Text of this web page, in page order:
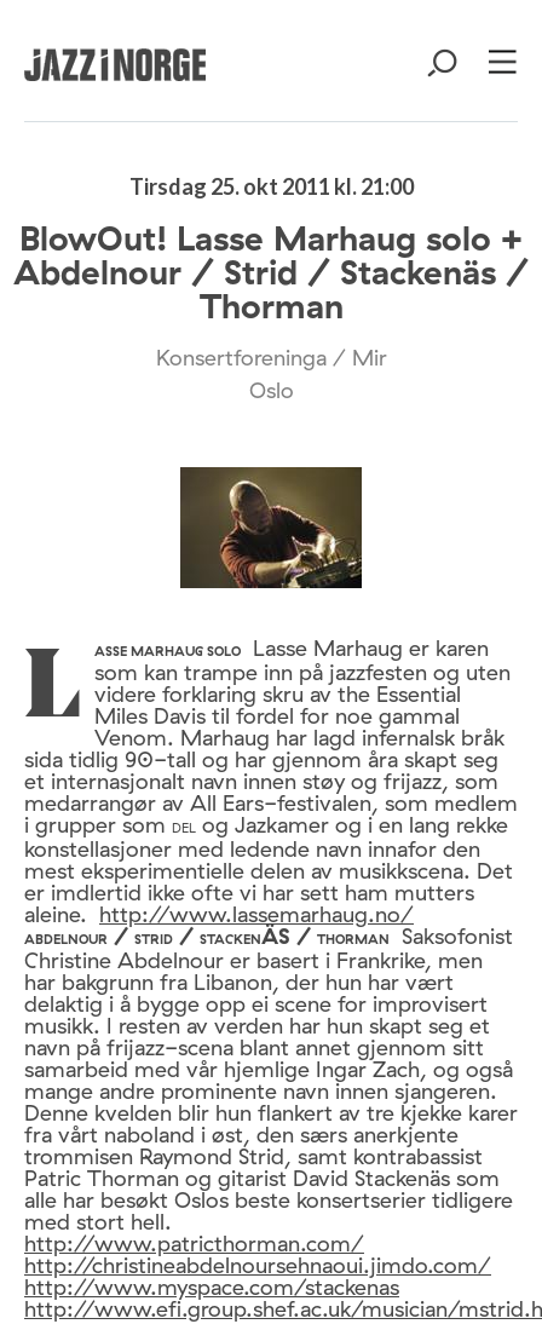
Tirsdag 25. okt 2011 kl. 21:00
BlowOut! Lasse Marhaug solo +
Abdelnour / Strid / Stackenäs /
Thorman
Konsertforeninga / Mir
Oslo
LASSE MARHAUG SOLO
Lasse Marhaug er karen
som kan trampe inn på jazzfesten og uten
videre forklaring skru av the Essential
Miles Davis til fordel for noe gammal
Venom. Marhaug har lagd infernalsk bråk
sida tidlig 90-tall og har gjennom åra skapt seg
et internasjonalt navn innen støy og frijazz, som
medarrangør av All Ears-festivalen, som medlem
i grupper som DEL og Jazkamer og i en lang rekke
konstellasjoner med ledende navn innafor den
mest eksperimentielle delen av musikkscena. Det
er imdlertid ikke ofte vi har sett ham mutters
aleine. http://www.lassemarhaug.no/
ABDELNOUR /STRID / STACKENÄS / THORMAN
Saksofonist
Christine Abdelnour er basert i Frankrike, men
har bakgrunn fra Libanon, der hun har vært
delaktig i å bygge opp ei scene for improvisert
musikk. I resten av verden har hun skapt seg et
navn på frijazz-scena blant annet gjennom sitt
samarbeid med vår hjemlige Ingar Zach, og også
mange andre prominente navn innen sjangeren.
Denne kvelden blir hun flankert av tre kjekke karer
fra vårt naboland i øst, den særs anerkjente
trommisen Raymond Strid, samt kontrabassist
Patric Thorman og gitarist David Stackenäs som
alle har besøkt Oslos beste konsertserier tidligere
med stort hell.
http://www.patricthorman.com/
http://christineabdelnoursehnaoui.jimdo.com/
http://www.myspace.com/stackenas
http://www.efi.group.shef.ac.uk/musician/